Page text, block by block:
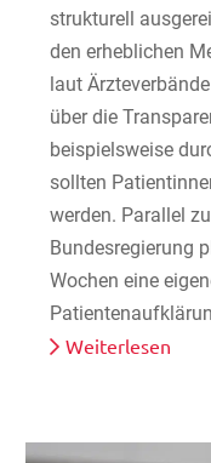
strukturell
den erheblichen
laut
über die
beispielsweise
sollten
werden. Parallel
Bundesregierung
Wochen eine
Weiterlesen